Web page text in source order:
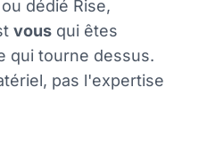
dédié Rise,
vous qui êtes
qui tourne dessus.
pas l'expertise